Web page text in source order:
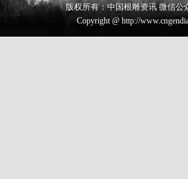
版权所有：中国根雕资讯 微信公
Copyright @ http://